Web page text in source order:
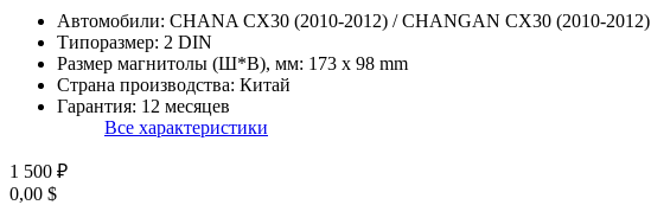
Автомобили: CHANA CX30 (2010-2012) / CHANGAN CX30 (2010-2012)
Типоразмер: 2 DIN
Размер магнитолы (Ш*В), мм: 173 x 98 mm
Страна производства: Китай
Гарантия: 12 месяцев
Все характеристики
1 500 ₽
0,00 $